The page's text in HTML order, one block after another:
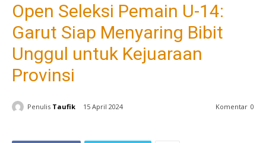
Open Seleksi Pemain U-14:
Garut Siap Menyaring Bibit
Unggul untuk Kejuaraan
Provinsi
Penulis Taufik 15 April 2024 Komentar 0